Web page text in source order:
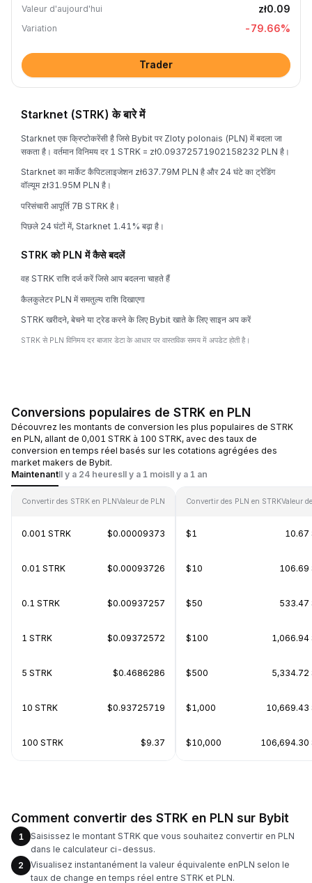
Valeur d'aujourd'hui zł0.09
Variation -79.66%
Trader
Starknet (STRK) के बारे में
Starknet एक क्रिप्टोकरेंसी है जिसे Bybit पर Zloty polonais (PLN) में बदला जा
सकता है। वर्तमान विनिमय दर 1 STRK = zł0.09372571902158232 PLN है।
Starknet का मार्केट कैपिटलाइजेशन zł637.79M PLN है और 24 घंटे का ट्रेडिंग
वॉल्यूम zł31.95M PLN है।
परिसंचारी आपूर्ति 7B STRK है।
पिछले 24 घंटों में, Starknet 1.41% बढ़ा है।
STRK को PLN में कैसे बदलें
वह STRK राशि दर्ज करें जिसे आप बदलना चाहते हैं
कैलकुलेटर PLN में समतुल्य राशि दिखाएगा
STRK खरीदने, बेचने या ट्रेड करने के लिए Bybit खाते के लिए साइन अप करें
STRK से PLN विनिमय दर बाजार डेटा के आधार पर वास्तविक समय में अपडेट होती है।
Conversions populaires de STRK en PLN
Découvrez les montants de conversion les plus populaires de STRK
en PLN, allant de 0,001 STRK à 100 STRK, avec des taux de
conversion en temps réel basés sur les cotations agrégées des
market makers de Bybit.
MaintenantIl y a 24 heuresIl y a 1 moisIl y a 1 an
Convertir des STRK en PLNValeur de PLN
0.001 STRK $0.00009373
0.01 STRK $0.00093726
0.1 STRK $0.00937257
1 STRK $0.09372572
5 STRK $0.4686286
10 STRK $0.93725719
100 STRK $9.37
Convertir des PLN en STRKValeur
$1 10.67
$10 106.69
$50 533.47
$100 1,066.94
$500 5,334.72
$1,000 10,669.43
$10,000 106,694.30
Comment convertir des STRK en PLN sur Bybit
1
Saisissez le montant STRK que vous souhaitez convertir en PLN
dans le calculateur ci-dessus.
2
Visualisez instantanément la valeur équivalente enPLN selon le
taux de change en temps réel entre STRK et PLN.